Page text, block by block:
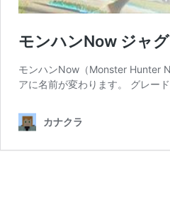
モンハンNow ジャ
モンハンNow（Monster Hunter
アに名前が変わります。 グレー
カナクラ